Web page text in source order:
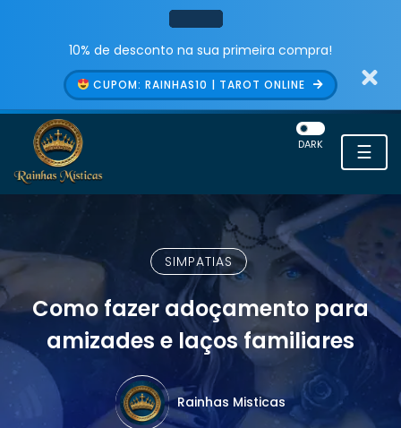
10% de desconto na sua primeira compra!
CUPOM: RAINHAS10 | TAROT ONLINE
☰
DARK
SIMPATIAS
Como fazer adoçamento para
amizades e laços familiares
Rainhas Misticas